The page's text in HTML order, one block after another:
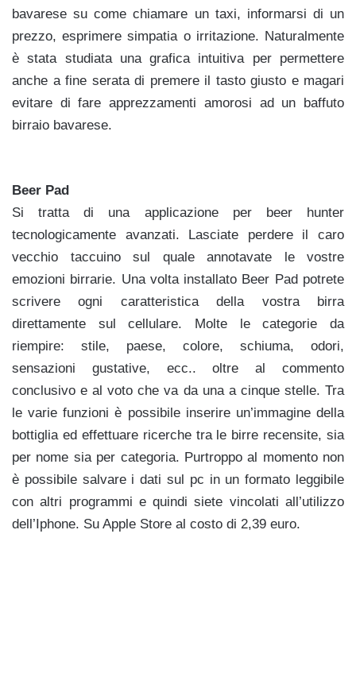
bavarese su come chiamare un taxi, informarsi di un
prezzo, esprimere simpatia o irritazione. Naturalmente
è stata studiata una grafica intuitiva per permettere
anche a fine serata di premere il tasto giusto e magari
evitare di fare apprezzamenti amorosi ad un baffuto
birraio bavarese.
Beer Pad
Si tratta di una applicazione per beer hunter
tecnologicamente avanzati. Lasciate perdere il caro
vecchio taccuino sul quale annotavate le vostre
emozioni birrarie. Una volta installato Beer Pad potrete
scrivere ogni caratteristica della vostra birra
direttamente sul cellulare. Molte le categorie da
riempire: stile, paese, colore, schiuma, odori,
sensazioni gustative, ecc.. oltre al commento
conclusivo e al voto che va da una a cinque stelle. Tra
le varie funzioni è possibile inserire un’immagine della
bottiglia ed effettuare ricerche tra le birre recensite, sia
per nome sia per categoria. Purtroppo al momento non
è possibile salvare i dati sul pc in un formato leggibile
con altri programmi e quindi siete vincolati all’utilizzo
dell’Iphone. Su Apple Store al costo di 2,39 euro.